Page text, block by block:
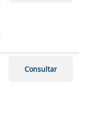
Consultar